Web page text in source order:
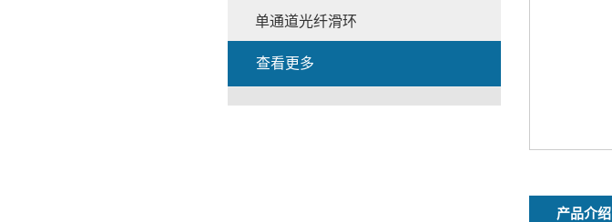
产品介绍
单通道光纤滑环
查看更多